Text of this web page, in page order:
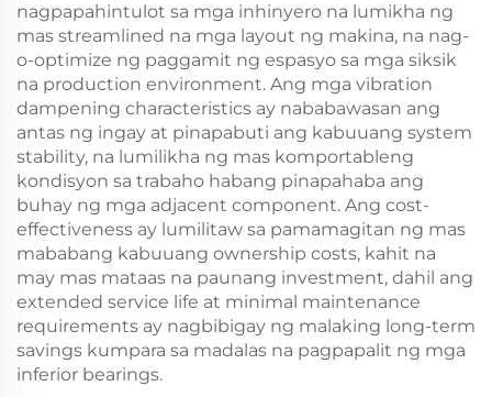
nagpapahintulot sa mga inhinyero na lumikha ng
mas streamlined na mga layout ng makina, na nag-
o-optimize ng paggamit ng espasyo sa mga siksik
na production environment. Ang mga vibration
dampening characteristics ay nababawasan ang
antas ng ingay at pinapabuti ang kabuuang system
stability, na lumilikha ng mas komportableng
kondisyon sa trabaho habang pinapahaba ang
buhay ng mga adjacent component. Ang cost-
effectiveness ay lumilitaw sa pamamagitan ng mas
mababang kabuuang ownership costs, kahit na
may mas mataas na paunang investment, dahil ang
extended service life at minimal maintenance
requirements ay nagbibigay ng malaking long-term
savings kumpara sa madalas na pagpapalit ng mga
inferior bearings.